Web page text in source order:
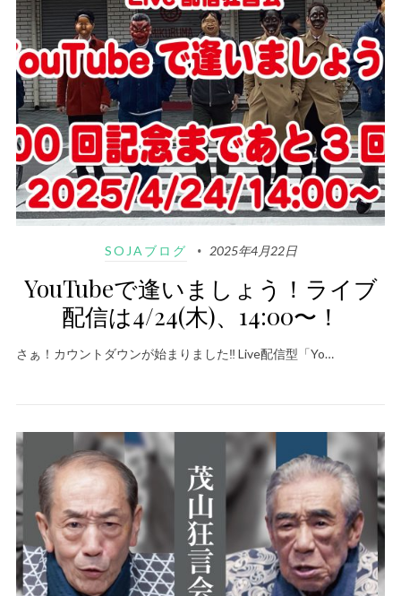
SOJAブログ 2025年4月22日
YouTubeで逢いましょう！ライブ
配信は4/24(木)、14:00〜！
さぁ！カウントダウンが始まりました‼️ Live配信型「Yo…